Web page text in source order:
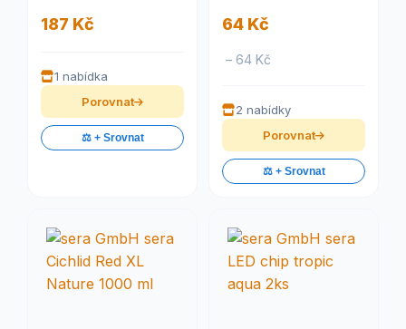
187 Kč
1 nabídka
Porovnat
⚖️ + Srovnat
64 Kč
– 64 Kč
2 nabídky
Porovnat
⚖️ + Srovnat